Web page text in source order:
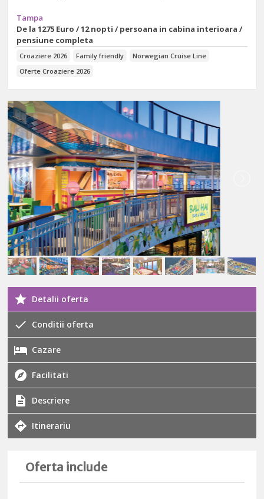
Tampa
De la1275 Euro / 12 nopti / persoana in cabina interioara /
pensiune completa
Croaziere 2026 Family friendly
Norwegian Cruise Line
Oferte Croaziere 2026
Detalii oferta
Conditii oferta
Cazare
Facilitati
Descriere
Itinerariu
Oferta include